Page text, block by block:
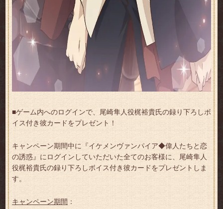
■ゲーム内へのログインで、尾崎隼人役梶裕貴氏の録り下ろしボ
イス付き彼カードをプレゼント！
キャンペーン期間中に『イケメンヴァンパイア◆偉人たちと恋
の誘惑』にログインしていただいた全てのお客様に、尾崎隼人
役梶裕貴氏の録り下ろしボイス付き彼カードをプレゼントしま
す。
キャンペーン期間 ：